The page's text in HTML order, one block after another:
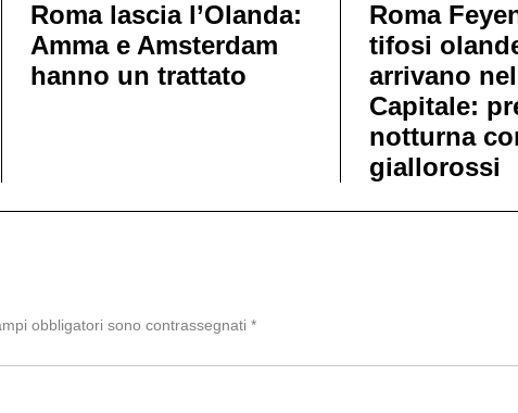
Roma lascia l’Olanda:
Amma e Amsterdam
hanno un trattato
Roma
tifosi
arrivano
Capitale:
notturna
giallorossi
obbligatori sono contrassegnati *